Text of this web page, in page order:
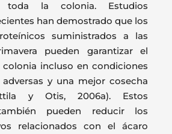
toda la colonia. Estudios
han demostrado que los
suministrados a las
pueden garantizar el
incluso en condiciones
y una mejor cosecha
y Otis, 2006a). Estos
pueden reducir los
relacionados con el ácaro